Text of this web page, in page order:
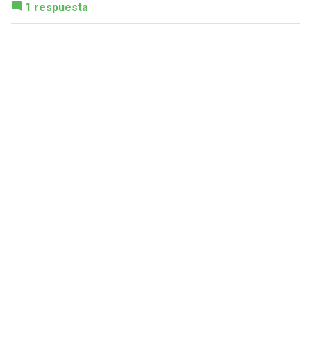
1 respuesta